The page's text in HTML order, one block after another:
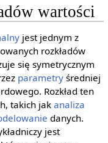
wartości
jest jednym z
rozkładów
się symetrycznym
parametry średniej
Rozkład ten
takich jakanaliza
danych.
jest